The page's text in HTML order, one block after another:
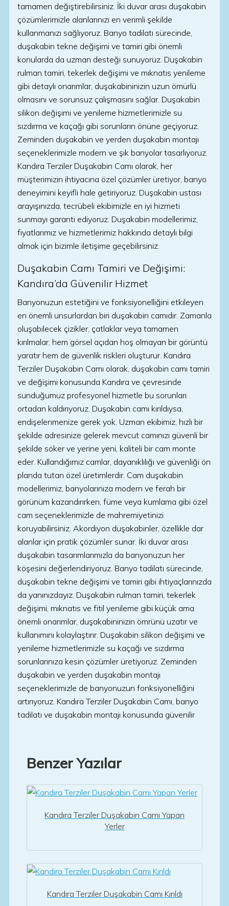
tamamen değiştirebilirsiniz. İki duvar arası duşakabin
çözümlerimizle alanlarınızı en verimli şekilde
kullanmanızı sağlıyoruz. Banyo tadilatı sürecinde,
duşakabin tekne değişimi ve tamiri gibi önemli
konularda da uzman desteği sunuyoruz. Duşakabin
rulman tamiri, tekerlek değişimi ve mıknatıs yenileme
gibi detaylı onarımlar, duşakabininizin uzun ömürlü
olmasını ve sorunsuz çalışmasını sağlar. Duşakabin
silikon değişimi ve yenileme hizmetlerimizle su
sızdırma ve kaçağı gibi sorunların önüne geçiyoruz.
Zeminden duşakabin ve yerden duşakabin montajı
seçeneklerimizle modern ve şık banyolar tasarlıyoruz.
Kandıra Terziler Duşakabin Camı olarak, her
müşterimizin ihtiyacına özel çözümler üretiyor, banyo
deneyimini keyifli hale getiriyoruz. Duşakabin ustası
arayışınızda, tecrübeli ekibimizle en iyi hizmeti
sunmayı garanti ediyoruz. Duşakabin modellerimiz,
fiyatlarımız ve hizmetlerimiz hakkında detaylı bilgi
almak için bizimle iletişime geçebilirsiniz.
Duşakabin Camı Tamiri ve Değişimi:
Kandıra’da Güvenilir Hizmet
Banyonuzun estetiğini ve fonksiyonelliğini etkileyen
en önemli unsurlardan biri duşakabin camıdır. Zamanla
oluşabilecek çizikler, çatlaklar veya tamamen
kırılmalar, hem görsel açıdan hoş olmayan bir görüntü
yaratır hem de güvenlik riskleri oluşturur. Kandıra
Terziler Duşakabin Camı olarak, duşakabin camı tamiri
ve değişimi konusunda Kandıra ve çevresinde
sunduğumuz profesyonel hizmetle bu sorunları
ortadan kaldırıyoruz. Duşakabin camı kırıldıysa,
endişelenmenize gerek yok. Uzman ekibimiz, hızlı bir
şekilde adresinize gelerek mevcut camınızı güvenli bir
şekilde söker ve yerine yeni, kaliteli bir cam monte
eder. Kullandığımız camlar, dayanıklılığı ve güvenliği ön
planda tutan özel üretimlerdir. Cam duşakabin
modellerimiz, banyolarınıza modern ve ferah bir
görünüm kazandırırken, füme veya kumlama gibi özel
cam seçeneklerimizle de mahremiyetinizi
koruyabilirsiniz. Akordiyon duşakabinler, özellikle dar
alanlar için pratik çözümler sunar. İki duvar arası
duşakabin tasarımlarımızla da banyonuzun her
köşesini değerlendiriyoruz. Banyo tadilatı sürecinde,
duşakabin tekne değişimi ve tamiri gibi ihtiyaçlarınızda
da yanınızdayız. Duşakabin rulman tamiri, tekerlek
değişimi, mıknatıs ve fitil yenileme gibi küçük ama
önemli onarımlar, duşakabininizin ömrünü uzatır ve
kullanımını kolaylaştırır. Duşakabin silikon değişimi ve
yenileme hizmetlerimizle su kaçağı ve sızdırma
sorunlarınıza kesin çözümler üretiyoruz. Zeminden
duşakabin ve yerden duşakabin montajı
seçeneklerimizle de banyonuzun fonksiyonelliğini
artırıyoruz. Kandıra Terziler Duşakabin Camı, banyo
tadilatı ve duşakabin montajı konusunda güvenilir
Benzer Yazılar
Kandıra Terziler Duşakabin Camı Yapan
Yerler
Kandıra Terziler Duşakabin Camı Kırıldı